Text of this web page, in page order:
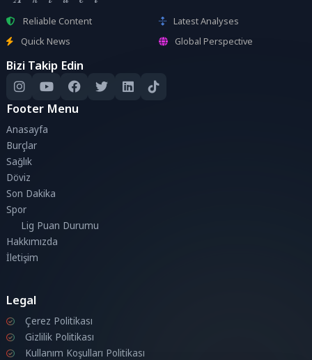
Reliable Content
Latest Analyses
Quick News
Global Perspective
Bizi Takip Edin
Footer Menu
Anasayfa
Burçlar
Sağlık
Döviz
Son Dakika
Spor
Lig Puan Durumu
Hakkımızda
İletişim
Legal
Çerez Politikası
Gizlilik Politikası
Kullanım Koşulları Politikası